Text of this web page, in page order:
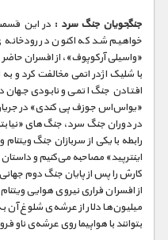
جنگجویان جنگ سرد : در این
خواهیم شد که اکنون در رودخانه
«واسیلی آرکوپوف»، از افسران
با شلیک اژدر اتمی مخالفت کرد و
افتادن جنگ اتمی و نابودی
«یو‌اس‌اس جوزف پی کندی» در
در دوران جنگ سرد، جنگ‌های
رابطه با یکی از سربازان جنگ
اینترپید» مصاحبه می‌کنیم و
کارش را پس از پایان جنگ دوم جهانی
از افسران فراری نیروی هوایی
میلیون‌ها دلار از عرشه‌ی شلوغ آن
بتوانند با هواپیما روی عرشه‌ی ناو